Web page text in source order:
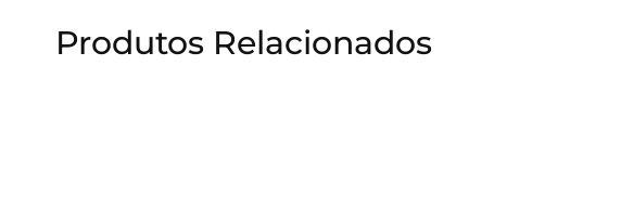
Produtos Relacionados